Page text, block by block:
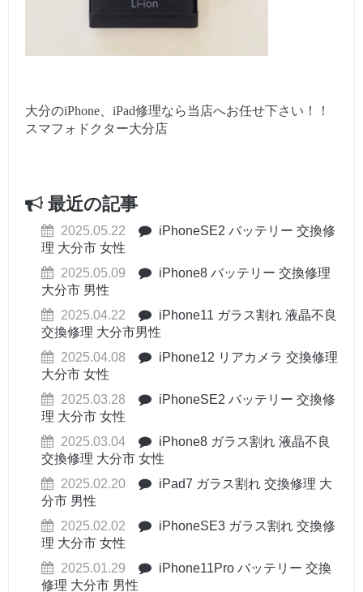
大分のiPhone、iPad修理なら当店へお任せ下さい！！
スマフォドクター大分店
最近の記事
2025.05.22
iPhoneSE2 バッテリー 交換修
理 大分市 女性
2025.05.09
iPhone8 バッテリー 交換修理
大分市 男性
2025.04.22
iPhone11 ガラス割れ 液晶不良
交換修理 大分市男性
2025.04.08
iPhone12 リアカメラ 交換修理
大分市 女性
2025.03.28
iPhoneSE2 バッテリー 交換修
理 大分市 女性
2025.03.04
iPhone8 ガラス割れ 液晶不良
交換修理 大分市 女性
2025.02.20
iPad7 ガラス割れ 交換修理 大
分市 男性
2025.02.02
iPhoneSE3 ガラス割れ 交換修
理 大分市 女性
2025.01.29
iPhone11Pro バッテリー 交換
修理 大分市 男性